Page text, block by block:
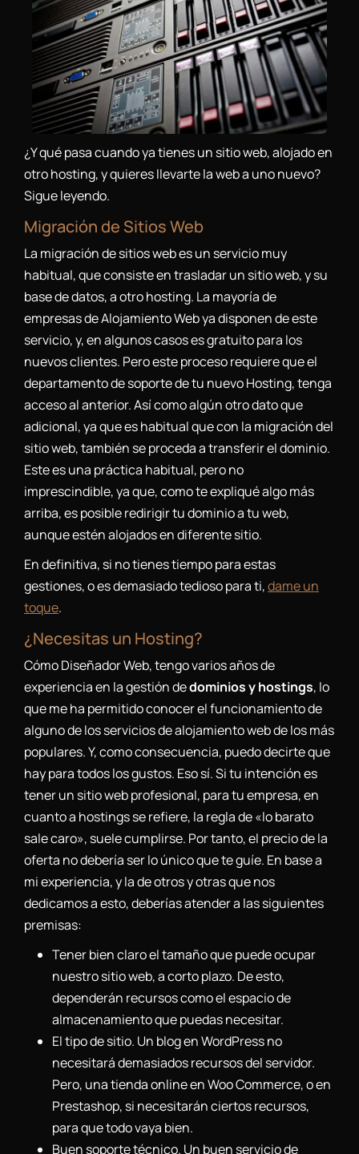
¿Y qué pasa cuando ya tienes un sitio web, alojado en
otro hosting, y quieres llevarte la web a uno nuevo?
Sigue leyendo.
Migración de Sitios Web
La migración de sitios web es un servicio muy
habitual, que consiste en trasladar un sitio web, y su
base de datos, a otro hosting. La mayoría de
empresas de Alojamiento Web ya disponen de este
servicio, y, en algunos casos es gratuito para los
nuevos clientes. Pero este proceso requiere que el
departamento de soporte de tu nuevo Hosting, tenga
acceso al anterior. Así como algún otro dato que
adicional, ya que es habitual que con la migración del
sitio web, también se proceda a transferir el dominio.
Este es una práctica habitual, pero no
imprescindible, ya que, como te expliqué algo más
arriba, es posible redirigir tu dominio a tu web,
aunque estén alojados en diferente sitio.
En definitiva, si no tienes tiempo para estas
gestiones, o es demasiado tedioso para ti,dame un
toque.
¿Necesitas un Hosting?
Cómo Diseñador Web, tengo varios años de
experiencia en la gestión dedominios y hostings, lo
que me ha permitido conocer el funcionamiento de
alguno de los servicios de alojamiento web de los más
populares. Y, como consecuencia, puedo decirte que
hay para todos los gustos. Eso sí. Si tu intención es
tener un sitio web profesional, para tu empresa, en
cuanto a hostings se refiere, la regla de «lo barato
sale caro», suele cumplirse. Por tanto, el precio de la
oferta no debería ser lo único que te guíe. En base a
mi experiencia, y la de otros y otras que nos
dedicamos a esto, deberías atender a las siguientes
premisas:
Tener bien claro el tamaño que puede ocupar
nuestro sitio web, a corto plazo. De esto,
dependerán recursos como el espacio de
almacenamiento que puedas necesitar.
El tipo de sitio. Un blog en WordPress no
necesitará demasiados recursos del servidor.
Pero, una tienda online en Woo Commerce, o en
Prestashop, si necesitarán ciertos recursos,
para que todo vaya bien.
Buen soporte técnico. Un buen servicio de